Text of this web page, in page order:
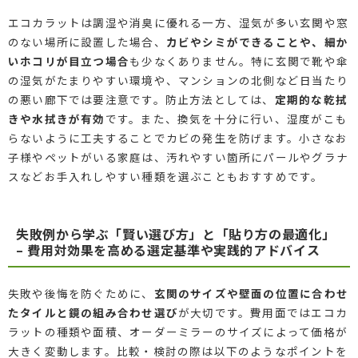
エコカラットは調湿や消臭に優れる一方、湿気が多い玄関や窓
のない場所に設置した場合、 カビやシミができることや、細か
いホコリが目立つ場合も少なくありません。特に玄関で靴や傘
の湿気がたまりやすい環境や、マンションの北側など日当たり
の悪い廊下では要注意です。防止方法としては、 定期的な乾拭
きや水拭きが有効 です。また、換気を十分に行い、湿度がこも
らないように工夫することでカビの発生を防げます。小さなお
子様やペットがいる家庭は、汚れやすい箇所にパールやグラナ
スなどお手入れしやすい種類を選ぶこともおすすめです。
失敗例から学ぶ「賢い選び方」と「貼り方の最適化」
– 費用対効果を高める選定基準や実践的アドバイス
失敗や後悔を防ぐために、 玄関のサイズや壁面の位置に合わせ
たタイルと鏡の組み合わせ選びが大切です。費用面ではエコカ
ラットの種類や面積、オーダーミラーのサイズによって価格が
大きく変動します。比較・検討の際は以下のようなポイントを